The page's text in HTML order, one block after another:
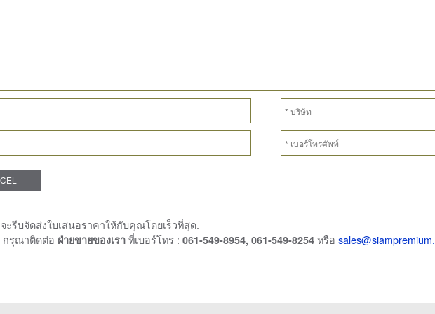
รีบจัดส่งใบเสนอราคาให้กับคุณโดยเร็วที่สุด.
กรุณาติดต่อ ฝ่ายขายของเรา ที่เบอร์โทร : 061-549-8954, 061-549-8254 หรือ